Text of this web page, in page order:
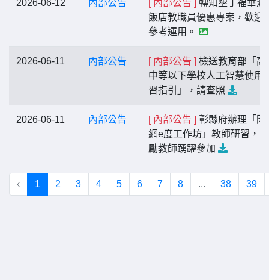
2026-06-12 內部公告 [ 內部公告 ] 轉知墾丁福華渡
飯店教職員優惠專案，歡迎
參考運用。
2026-06-11 內部公告 [ 內部公告 ] 檢送教育部「高
中等以下學校人工智慧使用
習指引」，請查照
2026-06-11 內部公告 [ 內部公告 ] 彰縣府辦理「因
網e度工作坊」教師研習，
勵教師踴躍參加
‹ 1 2 3 4 5 6 7 8 ... 38 39